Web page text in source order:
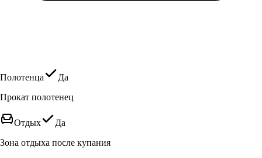
Полотенца
Да
Прокат полотенец
Отдых
Да
Зона отдыха после купания